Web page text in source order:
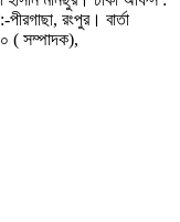
রংপুর। বার্তা
( সম্পাদক),